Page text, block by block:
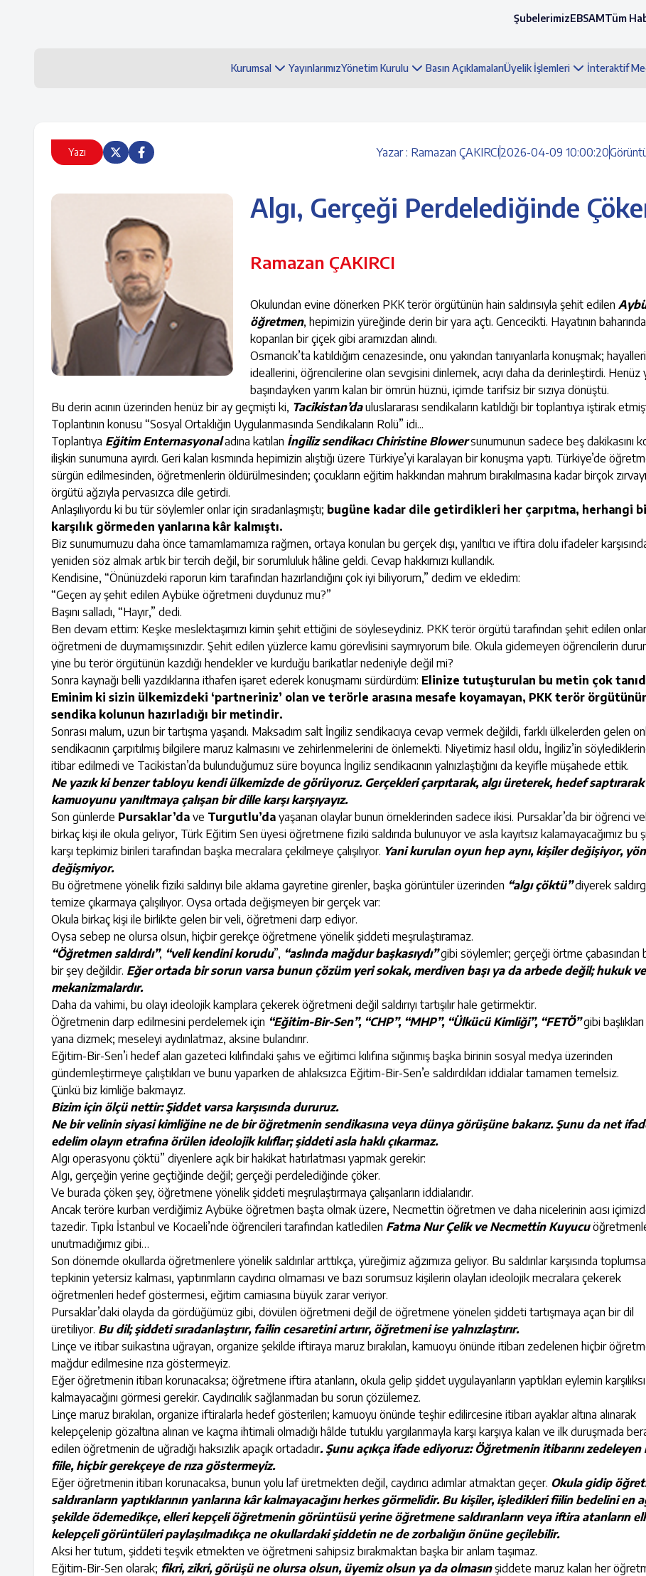
ŞubelerimizEBSAMTüm
Kurumsal YayınlarımızYönetim Kurulu Basın AçıklamalarıÜyelik İşlemleri İnteraktif
Yazı Yazar : Ramazan ÇAKIRCI2026-04-09 10:00:20
Algı, Gerçeği Perdelediğinde
Ramazan ÇAKIRCI
Okulundan evine dönerken PKK terör örgütünün hain saldırısıyla şehit edilen
öğretmen, hepimizin yüreğinde derin bir yara açtı. Gencecikti. Hayatının
koparılan bir çiçek gibi aramızdan alındı.
Osmancık’ta katıldığım cenazesinde, onu yakından tanıyanlarla konuşmak;
ideallerini, öğrencilerine olan sevgisini dinlemek, acıyı daha da derinleştirdi. Henüz
başındayken yarım kalan bir ömrün hüznü, içimde tarifsiz bir sızıya dönüştü.
Bu derin acının üzerinden henüz bir ay geçmişti ki, Tacikistan’dauluslararası sendikaların katıldığı bir toplantıya iştirak
Toplantının konusu “Sosyal Ortaklığın Uygulanmasında Sendikaların Rolü” idi...
Toplantıya Eğitim Enternasyonaladına katılan İngiliz sendikacı Chiristine Blowersunumunun sadece beş dakikasını
ilişkin sunumuna ayırdı. Geri kalan kısmında hepimizin alıştığı üzere Türkiye’yi karalayan bir konuşma yaptı. Türkiye’de
sürgün edilmesinden, öğretmenlerin öldürülmesinden; çocukların eğitim hakkından mahrum bırakılmasına kadar birçok
örgütü ağzıyla pervasızca dile getirdi.
Anlaşılıyordu ki bu tür söylemler onlar için sıradanlaşmıştı; bugüne kadar dile getirdikleri her çarpıtma, herhangi
karşılık görmeden yanlarına kâr kalmıştı.
Biz sunumumuzu daha önce tamamlamamıza rağmen, ortaya konulan bu gerçek dışı, yanıltıcı ve iftira dolu ifadeler
yeniden söz almak artık bir tercih değil, bir sorumluluk hâline geldi. Cevap hakkımızı kullandık.
Kendisine, “Önünüzdeki raporun kim tarafından hazırlandığını çok iyi biliyorum,” dedim ve ekledim:
“Geçen ay şehit edilen Aybüke öğretmeni duydunuz mu?”
Başını salladı, “Hayır,” dedi.
Ben devam ettim: Keşke meslektaşımızı kimin şehit ettiğini de söyleseydiniz. PKK terör örgütü tarafından şehit edilen
öğretmeni de duymamışsınızdır. Şehit edilen yüzlerce kamu görevlisini saymıyorum bile. Okula gidemeyen öğrencilerin
yine bu terör örgütünün kazdığı hendekler ve kurduğu barikatlar nedeniyle değil mi?
Sonra kaynağı belli yazdıklarına ithafen işaret ederek konuşmamı sürdürdüm: Elinize tutuşturulan bu metin çok
Eminim ki sizin ülkemizdeki ‘partneriniz’ olan ve terörle arasına mesafe koyamayan, PKK terör
sendika kolunun hazırladığı bir metindir.
Sonrası malum, uzun bir tartışma yaşandı. Maksadım salt İngiliz sendikacıya cevap vermek değildi, farklı ülkelerden gelen
sendikacının çarpıtılmış bilgilere maruz kalmasını ve zehirlenmelerini de önlemekti. Niyetimiz hasıl oldu, İngiliz’in
itibar edilmedi ve Tacikistan’da bulunduğumuz süre boyunca İngiliz sendikacının yalnızlaştığını da keyifle müşahede ettik.
Ne yazık ki benzer tabloyu kendi ülkemizde de görüyoruz. Gerçekleri çarpıtarak, algı üreterek, hedef saptırarak
kamuoyunu yanıltmaya çalışan bir dille karşı karşıyayız.
Son günlerde Pursaklar’da ve Turgutlu’da yaşanan olaylar bunun örneklerinden sadece ikisi. Pursaklar’da bir öğrenci
birkaç kişi ile okula geliyor, Türk Eğitim Sen üyesi öğretmene fiziki saldırıda bulunuyor ve asla kayıtsız kalamayacağımız bu
karşı tepkimiz birileri tarafından başka mecralara çekilmeye çalışılıyor. Yani kurulan oyun hep aynı, kişiler değişiyor,
değişmiyor.
Bu öğretmene yönelik fiziki saldırıyı bile aklama gayretine girenler, başka görüntüler üzerinden “algı çöktü”diyerek
temize çıkarmaya çalışılıyor. Oysa ortada değişmeyen bir gerçek var:
Okula birkaç kişi ile birlikte gelen bir veli, öğretmeni darp ediyor.
Oysa sebep ne olursa olsun, hiçbir gerekçe öğretmene yönelik şiddeti meşrulaştıramaz.
“Öğretmen saldırdı”, “veli kendini korudu”, “aslında mağdur başkasıydı”gibi söylemler; gerçeği örtme çabasından
bir şey değildir. Eğer ortada bir sorun varsa bunun çözüm yeri sokak, merdiven başı ya da arbede değil; hukuk
mekanizmalardır.
Daha da vahimi, bu olayı ideolojik kamplara çekerek öğretmeni değil saldırıyı tartışılır hale getirmektir.
Öğretmenin darp edilmesini perdelemek için “Eğitim-Bir-Sen”, “CHP”, “MHP”, “Ülkücü Kimliği”, “FETÖ”gibi
yana dizmek; meseleyi aydınlatmaz, aksine bulandırır.
Eğitim-Bir-Sen’i hedef alan gazeteci kılıfındaki şahıs ve eğitimci kılıfına sığınmış başka birinin sosyal medya üzerinden
gündemleştirmeye çalıştıkları ve bunu yaparken de ahlaksızca Eğitim-Bir-Sen’e saldırdıkları iddialar tamamen temelsiz.
Çünkü biz kimliğe bakmayız.
Bizim için ölçü nettir: Şiddet varsa karşısında dururuz.
Ne bir velinin siyasi kimliğine ne de bir öğretmenin sendikasına veya dünya görüşüne bakarız. Şunu da net
edelim olayın etrafına örülen ideolojik kılıflar; şiddeti asla haklı çıkarmaz.
Algı operasyonu çöktü” diyenlere açık bir hakikat hatırlatması yapmak gerekir:
Algı, gerçeğin yerine geçtiğinde değil; gerçeği perdelediğinde çöker.
Ve burada çöken şey, öğretmene yönelik şiddeti meşrulaştırmaya çalışanların iddialarıdır.
Ancak teröre kurban verdiğimiz Aybüke öğretmen başta olmak üzere, Necmettin öğretmen ve daha nicelerinin acısı
tazedir. Tıpkı İstanbul ve Kocaeli’nde öğrencileri tarafından katledilen Fatma Nur Çelik ve Necmettin Kuyucu
unutmadığımız gibi…
Son dönemde okullarda öğretmenlere yönelik saldırılar arttıkça, yüreğimiz ağzımıza geliyor. Bu saldırılar karşısında toplumsal
tepkinin yetersiz kalması, yaptırımların caydırıcı olmaması ve bazı sorumsuz kişilerin olayları ideolojik mecralara çekerek
öğretmenleri hedef göstermesi, eğitim camiasına büyük zarar veriyor.
Pursaklar’daki olayda da gördüğümüz gibi, dövülen öğretmeni değil de öğretmene yönelen şiddeti tartışmaya açan bir dil
üretiliyor. Bu dil; şiddeti sıradanlaştırır, failin cesaretini artırır, öğretmeni ise yalnızlaştırır.
Linçe ve itibar suikastına uğrayan, organize şekilde iftiraya maruz bırakılan, kamuoyu önünde itibarı zedelenen hiçbir
mağdur edilmesine rıza göstermeyiz.
Eğer öğretmenin itibarı korunacaksa; öğretmene iftira atanların, okula gelip şiddet uygulayanların yaptıkları eylemin
kalmayacağını görmesi gerekir. Caydırıcılık sağlanmadan bu sorun çözülemez.
Linçe maruz bırakılan, organize iftiralarla hedef gösterilen; kamuoyu önünde teşhir edilircesine itibarı ayaklar altına alınarak
kelepçelenip gözaltına alınan ve kaçma ihtimali olmadığı hâlde tutuklu yargılanmayla karşı karşıya kalan ve ilk duruşmada
edilen öğretmenin de uğradığı haksızlık apaçık ortadadır. Şunu açıkça ifade ediyoruz: Öğretmenin itibarını zedeleyen
fiile, hiçbir gerekçeye de rıza göstermeyiz.
Eğer öğretmenin itibarı korunacaksa, bunun yolu laf üretmekten değil, caydırıcı adımlar atmaktan geçer. Okula gidip
saldıranların yaptıklarının yanlarına kâr kalmayacağını herkes görmelidir. Bu kişiler, işledikleri fiilin bedelini en
şekilde ödemedikçe, elleri kepçeli öğretmenin görüntüsü yerine öğretmene saldıranların veya iftira atanların
kelepçeli görüntüleri paylaşılmadıkça ne okullardaki şiddetin ne de zorbalığın önüne geçilebilir.
Aksi her tutum, şiddeti teşvik etmekten ve öğretmeni sahipsiz bırakmaktan başka bir anlam taşımaz.
Eğitim-Bir-Sen olarak; fikri, zikri, görüşü ne olursa olsun, üyemiz olsun ya da olmasınşiddete maruz kalan her